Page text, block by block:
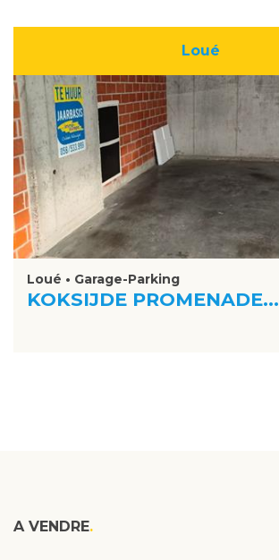
Loué
Loué • Garage-Parking
KOKSIJDE PROMENADE...
A VENDRE